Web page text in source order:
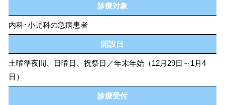
診療対象
内科･小児科の急病患者
開設日
土曜準夜間、日曜日、祝祭日／年末年始（12月29日～1月4
日）
診療受付